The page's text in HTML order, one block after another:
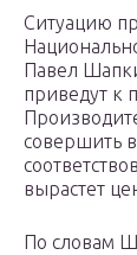
Ситуацию
Павел
приведут к
совершить
вырастет
По словам